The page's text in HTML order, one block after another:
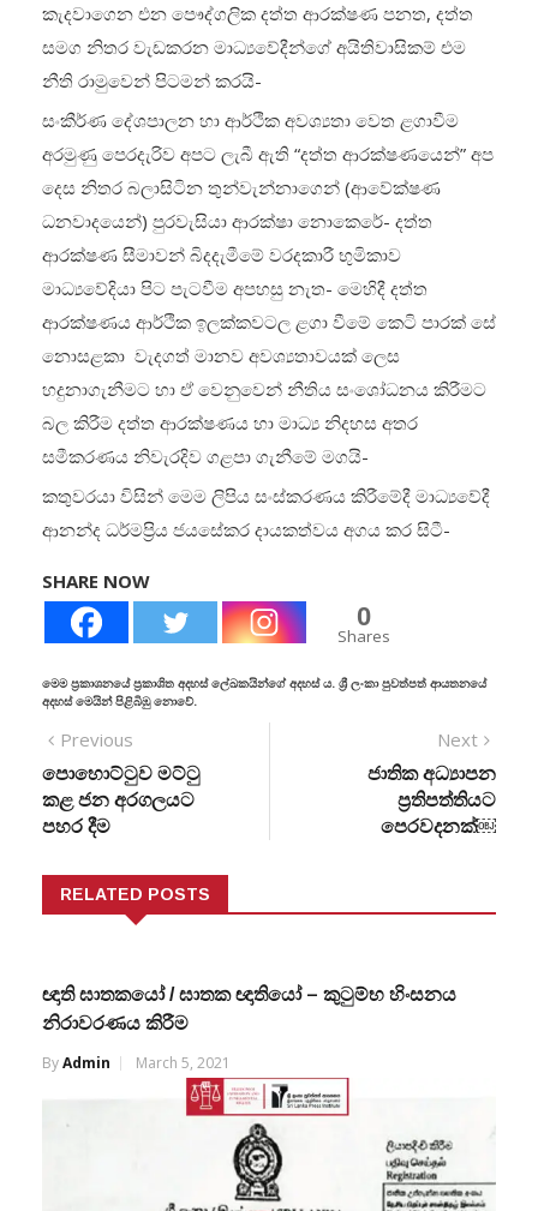
කැදවාගෙන එන පෞද්ගලික දත්ත ආරක්ෂණ පනත, දත්ත
සමග නිතර වැඩකරන මාධ්‍යවේදීන්ගේ අයිතිවාසිකම් එම
නීති රාමුවෙන් පිටමන් කරයි-
සංකීර්ණ දේශපාලන හා ආර්ථික අවශ්‍යතා වෙත ළගාවීම
අරමුණු පෙරදැරිව අපට ලැබී ඇති “දත්ත ආරක්ෂණයෙන්” අප
දෙස නිතර බලාසිටින තුන්වැන්නාගෙන් (ආවේක්ෂණ
ධනවාදයෙන්) පුරවැසියා ආරක්ෂා නොකෙරේ- දත්ත
ආරක්ෂණ සීමාවන් බිදදැමීමේ වරදකාරී භුමිකාව
මාධ්‍යවේදියා පිට පැටවීම අපහසු නැත- මෙහිදී දත්ත
ආරක්ෂණය ආර්ථික ඉලක්කවටල ළගා වීමේ කෙටි පාරක් සේ
නොසළකා වැදගත් මානව අවශ්‍යතාවයක් ලෙස
හදුනාගැනීමට හා ඒ වෙනුවෙන් නීතිය සංශෝධනය කිරීමට
බල කිරීම දත්ත ආරක්ෂණය හා මාධ්‍ය නිදහස අතර
සමීකරණය නිවැරදිව ගළපා ගැනීමේ මගයි-
කතුවරයා විසින් මෙම ලිපිය සංස්කරණය කිරීමේදී මාධ්‍යවේදී
ආනන්ද ධර්මප්‍රිය ජයසේකර දායකත්වය අගය කර සිටී-
SHARE NOW
0
Shares
මෙම ප්‍රකාශනයේ ප්‍රකාශිත අදහස් ලේඛකයින්ගේ අදහස් ය. ශ්‍රී ලංකා පුවත්පත් ආයතනයේ
අදහස් මෙයින් පිළිබිඹු නොවේ.
Previous
පොහොට්ටුව මට්ටු
කළ ජන අරගලයට
පහර දීම
Next
ජාතික අධ්‍යාපන
ප්‍රතිපත්තියට
පෙරවදනක්￼
RELATED POSTS
ඥාති ඝාතකයෝ / ඝාතක ඥාතියෝ – කුටුම්භ හිංසනය
නිරාවරණය කිරීම
ByAdmin March 5, 2021